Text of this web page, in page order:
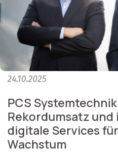
24.10.2025
PCS
Rekordumsatz
digitale Services
Wachstum